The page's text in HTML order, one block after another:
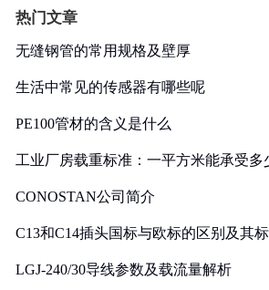
热门文章
无缝钢管的常用规格及壁厚
生活中常见的传感器有哪些呢
PE100管材的含义是什么
工业厂房载重标准：一平方米能承受多
CONOSTAN公司简介
C13和C14插头国标与欧标的区别及其
LGJ-240/30导线参数及载流量解析